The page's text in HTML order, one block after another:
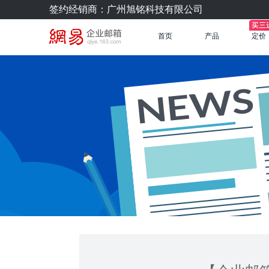
签约经销商：广州旭铭科技有限公司
首页 产品 定价